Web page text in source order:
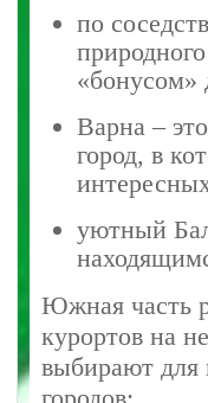
по
«бонусом»
Варна –
город, в
уютный
Южная часть
курортов на
выбирают для